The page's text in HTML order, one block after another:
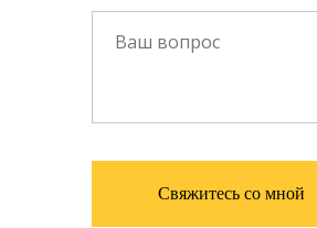
Свяжитесь со мной